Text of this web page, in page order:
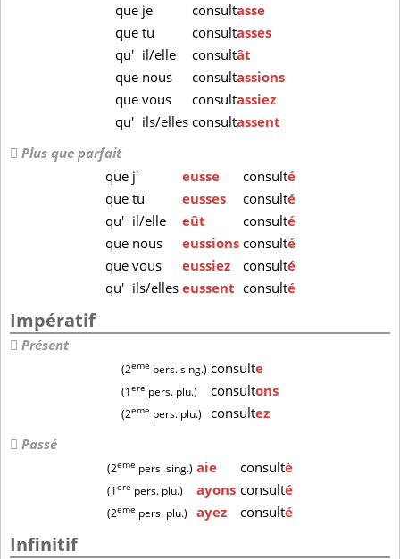
que je consultasse
quetu consultasses
qu' il/elle consultât
que nous consultassions
quevous consultassiez
qu' ils/elles consultassent
Plus que parfait
que j' eusse consulté
que tu eusses consulté
qu' il/elle eût consulté
que nous eussions consulté
que vous eussiez consulté
qu' ils/elles eussent consulté
Impératif
Présent
(2eme pers. sing.) consulte
(1ere pers. plu.) consultons
(2eme pers. plu.) consultez
Passé
(2eme pers. sing.) aie consulté
(1ere pers. plu.) ayons consulté
(2eme pers. plu.) ayez consulté
Infinitif